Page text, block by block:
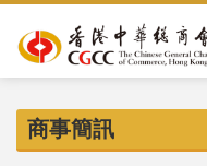
商事簡訊